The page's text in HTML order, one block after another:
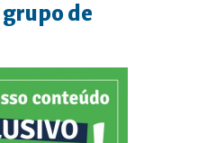
de